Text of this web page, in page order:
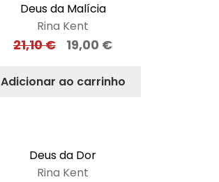
Deus da Malícia
Rina Kent
21,10€ 19,00 €
Adicionar ao carrinho
Deus da Dor
Rina Kent